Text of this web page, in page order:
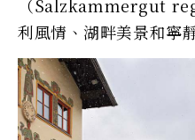
（Salzkammergut
利風情、湖畔美景和寧